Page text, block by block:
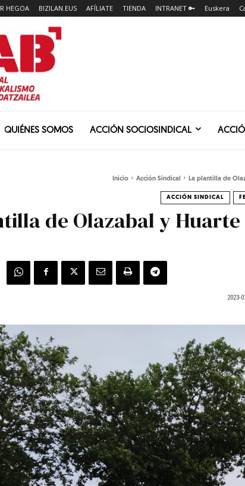
HEGOA BIZILAN.EUS AFÍLIATE TIENDA INTRANET 🔑 Euskera
QUIÉNES SOMOS ACCIÓN SOCIOSINDICAL
Inicio Acción Sindical La plantilla de
ACCIÓN SINDICAL
de Olazabal y
2023-